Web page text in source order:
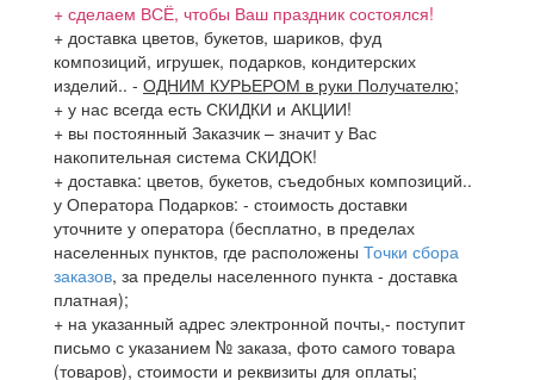
+ сделаем ВСЁ, чтобы Ваш праздник состоялся!
+ доставка цветов, букетов, шариков, фуд
композиций, игрушек, подарков, кондитерских
изделий.. - ОДНИМ КУРЬЕРОМ в руки Получателю;
+ у нас всегда есть СКИДКИ и АКЦИИ!
+ вы постоянный Заказчик – значит у Вас
накопительная система СКИДОК!
+ доставка: цветов, букетов, съедобных композиций..
у Оператора Подарков: - стоимость доставки
уточните у оператора (бесплатно, в пределах
населенных пунктов, где расположены Точки сбора
заказов, за пределы населенного пункта - доставка
платная);
+ на указанный адрес электронной почты,- поступит
письмо с указанием № заказа, фото самого товара
(товаров), стоимости и реквизиты для оплаты;